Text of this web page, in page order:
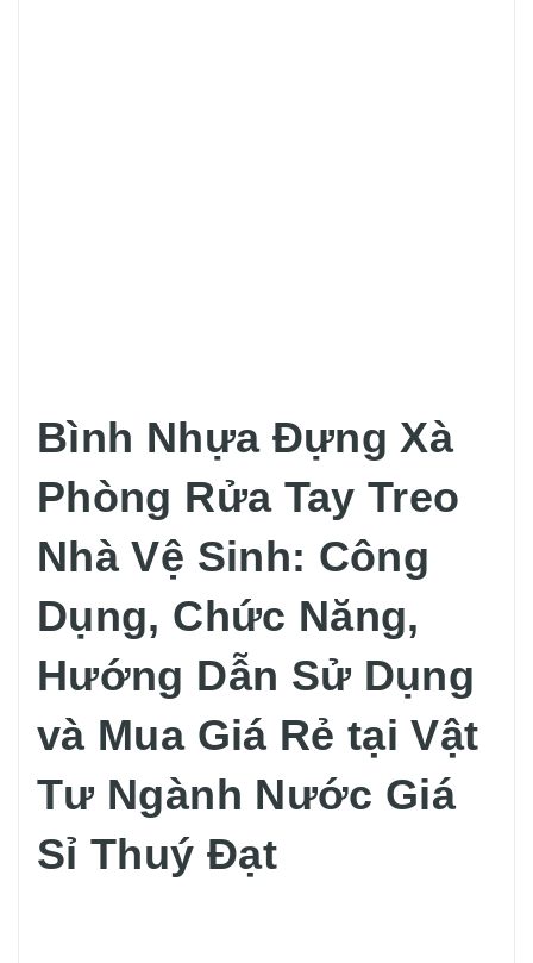
Bình Nhựa Đựng Xà
Phòng Rửa Tay Treo
Nhà Vệ Sinh: Công
Dụng, Chức Năng,
Hướng Dẫn Sử Dụng
và Mua Giá Rẻ tại Vật
Tư Ngành Nước Giá
Sỉ Thuý Đạt